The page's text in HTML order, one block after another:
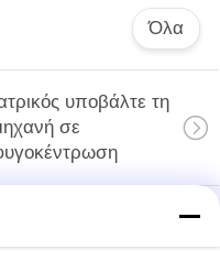
Όλα
υποβάλτε τη
σε
τη μηχανή